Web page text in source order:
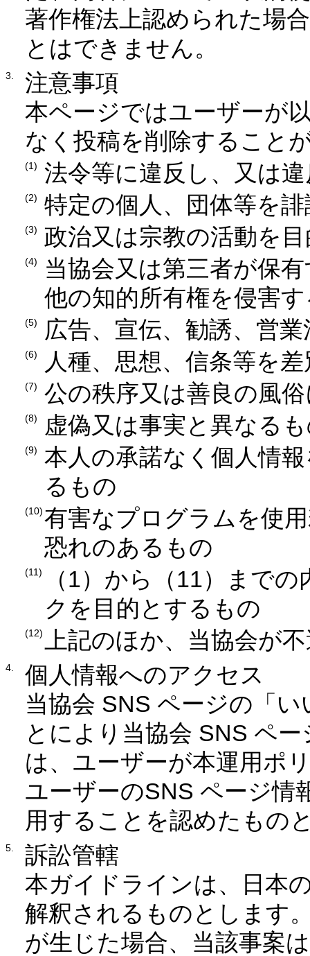
著作権法上認められた場
とはできません。
注意事項
本ページではユーザーが
なく投稿を削除すること
法令等に違反し、又は
特定の個人、団体等を
政治又は宗教の活動を
当協会又は第三者が保
他の知的所有権を侵害
広告、宣伝、勧誘、営
人種、思想、信条等を
公の秩序又は善良の風
虚偽又は事実と異なる
本人の承諾なく個人情
るもの
有害なプログラムを使
恐れのあるもの
（1）から（11）まで
クを目的とするもの
上記のほか、当協会が
個人情報へのアクセス
当協会 SNS ページの「
とにより当協会 SNS ペ
は、ユーザーが本運用ポ
ユーザーのSNS ページ情
用することを認めたもの
訴訟管轄
本ガイドラインは、日本
解釈されるものとします
が生じた場合、当該事案